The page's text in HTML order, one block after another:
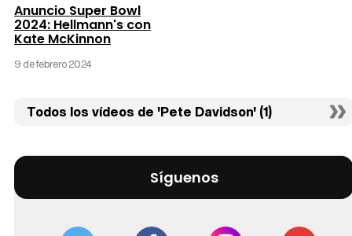
Anuncio Super Bowl
2024: Hellmann's con
Kate McKinnon
9 de febrero 2024
Todos los vídeos de 'Pete Davidson' (1)
Síguenos